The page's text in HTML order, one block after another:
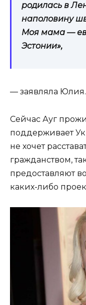
родилась в
наполовину
Моя мама —
Эстонии»,
— заявляла Юлия.
Сейчас Ауг
поддерживает
не хочет
гражданством,
предоставляют
каких-либо